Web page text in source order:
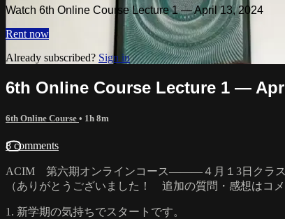
Watch 6th Online Course Lecture 1 — April 13, 2024
Rent now
Already subscribed? Sign in
6th Online Course Lecture 1 —
6th Online Course • 1h 8m
8 comments
ACIM 第六期オンラインコース―――４月１3日クラ
（ありがとうございました！ 追加の質問・感想はコメ
1. 新学期の気持ちでスタートです。